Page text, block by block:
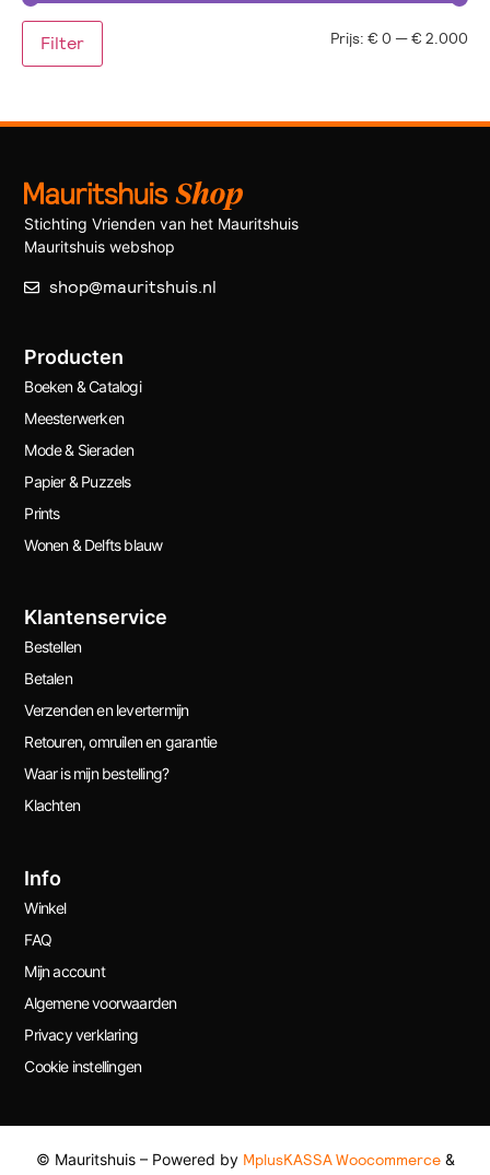
Filter Prijs: € 0 —€ 2.000
Stichting Vrienden van het Mauritshuis
Mauritshuis webshop
shop@mauritshuis.nl
Producten
Boeken & Catalogi
Meesterwerken
Mode & Sieraden
Papier & Puzzels
Prints
Wonen & Delfts blauw
Klantenservice
Bestellen
Betalen
Verzenden en levertermijn
Retouren, omruilen en garantie
Waar is mijn bestelling?
Klachten
Info
Winkel
FAQ
Mijn account
Algemene voorwaarden
Privacy verklaring
Cookie instellingen
© Mauritshuis – Powered by MplusKASSA Woocommerce&